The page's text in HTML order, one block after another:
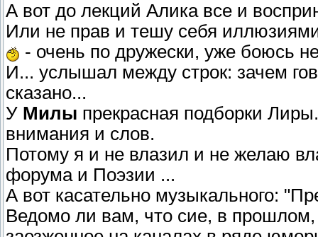
А вот до лекций Алика все и
Или не прав и тешу себя
- очень по дружески, уже боюсь
И... услышал между строк: зачем
сказано...
У Милы прекрасная подборки
внимания и слов.
Потому я и не влазил и не желаю
форума и Поэзии ...
А вот касательно музыкального:
Ведомо ли вам, что сие, в